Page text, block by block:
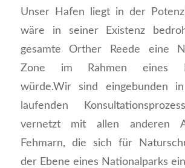
Unser Hafen liegt in der
wäre in seiner Existenz
gesamte Orther Reede eine
Zone im Rahmen eines
würde.Wir sind eingebunden
laufenden
vernetzt mit allen anderen
Fehmarn, die sich für
der Ebene eines Nationalparks